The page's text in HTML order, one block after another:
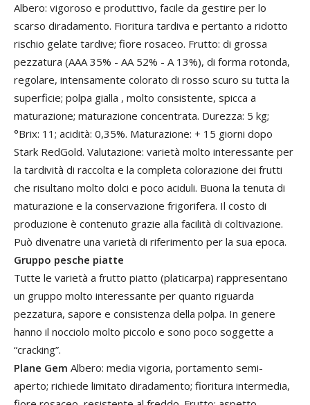
Albero: vigoroso e produttivo, facile da gestire per lo
scarso diradamento. Fioritura tardiva e pertanto a ridotto
rischio gelate tardive; fiore rosaceo. Frutto: di grossa
pezzatura (AAA 35% - AA 52% - A 13%), di forma rotonda,
regolare, intensamente colorato di rosso scuro su tutta la
superficie; polpa gialla , molto consistente, spicca a
maturazione; maturazione concentrata. Durezza: 5 kg;
°Brix: 11; acidità: 0,35%. Maturazione: + 15 giorni dopo
Stark RedGold. Valutazione: varietà molto interessante per
la tardività di raccolta e la completa colorazione dei frutti
che risultano molto dolci e poco aciduli. Buona la tenuta di
maturazione e la conservazione frigorifera. Il costo di
produzione è contenuto grazie alla facilità di coltivazione.
Può divenatre una varietà di riferimento per la sua epoca.
Gruppo pesche piatte
Tutte le varietà a frutto piatto (platicarpa) rappresentano
un gruppo molto interessante per quanto riguarda
pezzatura, sapore e consistenza della polpa. In genere
hanno il nocciolo molto piccolo e sono poco soggette a
“cracking”.
Plane Gem Albero: media vigoria, portamento semi-
aperto; richiede limitato diradamento; fioritura intermedia,